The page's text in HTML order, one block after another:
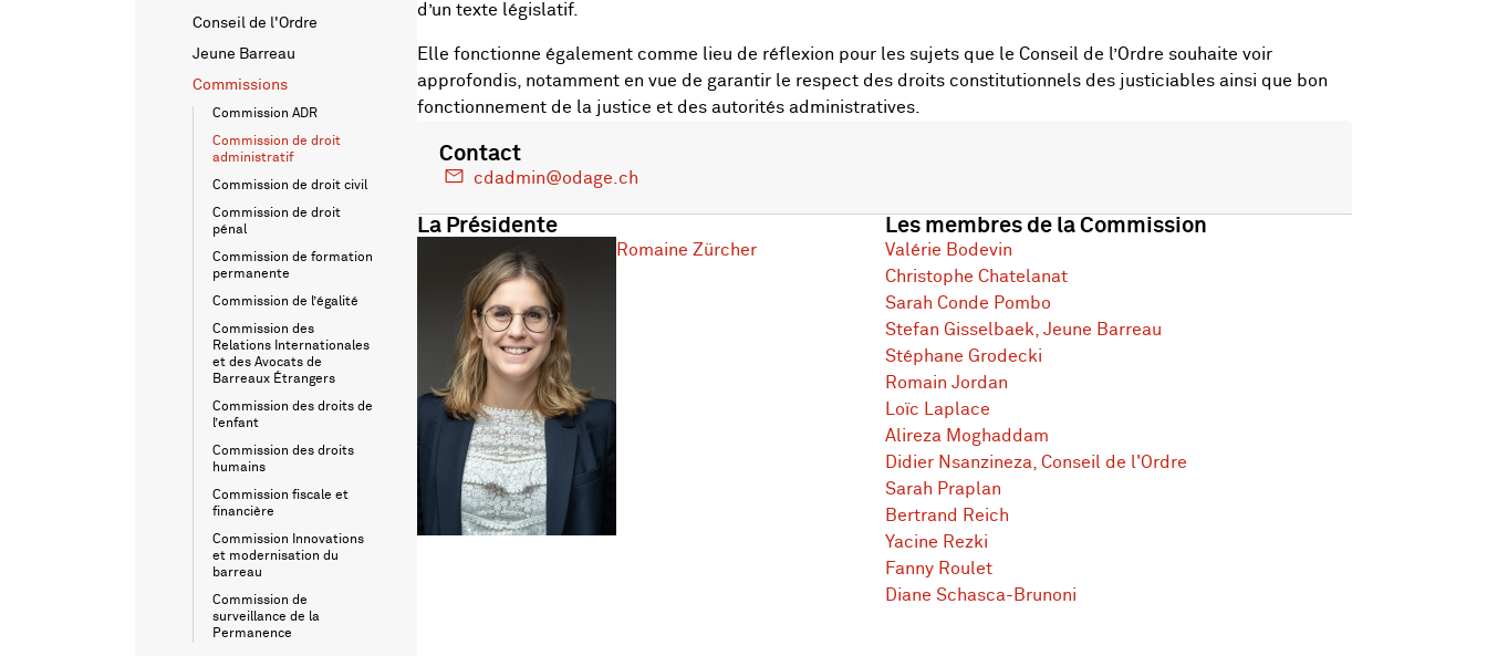
Conseil de l'Ordre
Jeune Barreau
Commissions
Commission ADR
Commission de droit
administratif
Commission de droit civil
Commission de droit
pénal
Commission de formation
permanente
Commission de l’égalité
Commission des
Relations Internationales
et des Avocats de
Barreaux Étrangers
Commission des droits de
l’enfant
Commission des droits
humains
Commission fiscale et
financière
Commission Innovations
et modernisation du
barreau
Commission de
surveillance de la
Permanence
d’un texte législatif.
Elle fonctionne également comme lieu de réflexion pour les sujets que le Conseil de l’Ordre souhaite voir
approfondis, notamment en vue de garantir le respect des droits constitutionnels des justiciables ainsi que bon
fonctionnement de la justice et des autorités administratives.
Contact
cdadmin@odage.ch
La Présidente
Romaine Zürcher
Les membres de la Commission
Valérie Bodevin
Christophe Chatelanat
Sarah Conde Pombo
Stefan Gisselbaek, Jeune Barreau
Stéphane Grodecki
Romain Jordan
Loïc Laplace
Alireza Moghaddam
Didier Nsanzineza, Conseil de l'Ordre
Sarah Praplan
Bertrand Reich
Yacine Rezki
Fanny Roulet
Diane Schasca-Brunoni